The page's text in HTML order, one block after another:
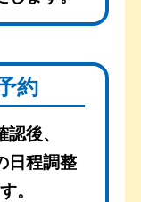
約
後、
日程調整
。